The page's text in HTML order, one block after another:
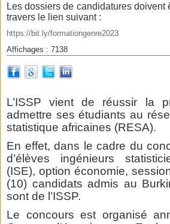
Les dossiers de candidatures doivent
travers le lien suivant :
https://bit.ly/formationgenre2023
Affichages : 7138
L’ISSP vient de réussir la
admettre ses étudiants au
statistique africaines (RESA).
En effet, dans le cadre du
d’élèves ingénieurs
(ISE), option économie,
(10) candidats admis au
sont de l’ISSP.
Le concours est organisé